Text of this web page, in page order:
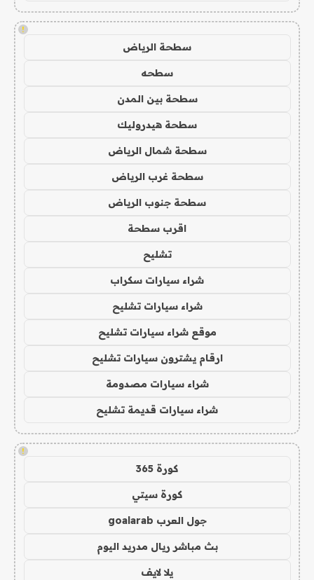
!
سطحة الرياض
سطحه
سطحة بين المدن
سطحة هيدروليك
سطحة شمال الرياض
سطحة غرب الرياض
سطحة جنوب الرياض
اقرب سطحة
تشليح
شراء سيارات سكراب
شراء سيارات تشليح
موقع شراء سيارات تشليح
ارقام يشترون سيارات تشليح
شراء سيارات مصدومة
شراء سيارات قديمة تشليح
!
كورة 365
كورة سيتي
جول العرب goalarab
بث مباشر ريال مدريد اليوم
يلا لايف